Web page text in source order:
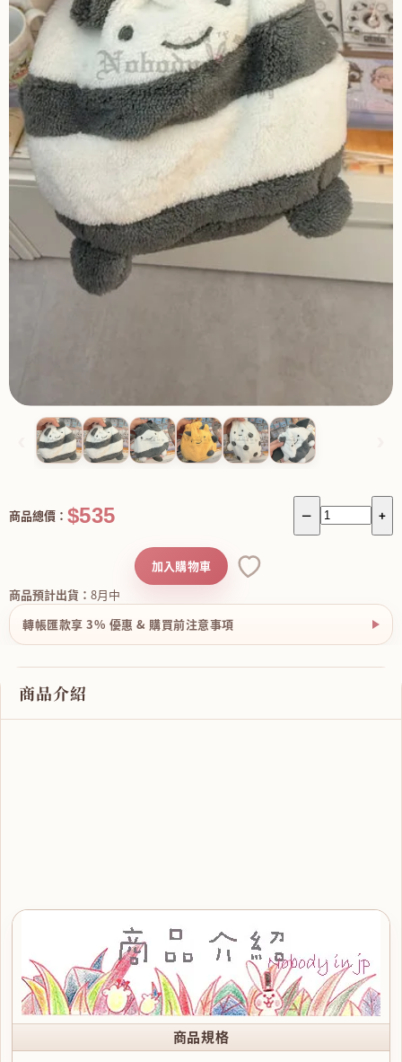
－ +
商品總價： $535
商品預計出貨： 8月中
加入購物車
轉帳匯款享 3% 優惠 & 購買前注意事項
商品介紹
商品規格